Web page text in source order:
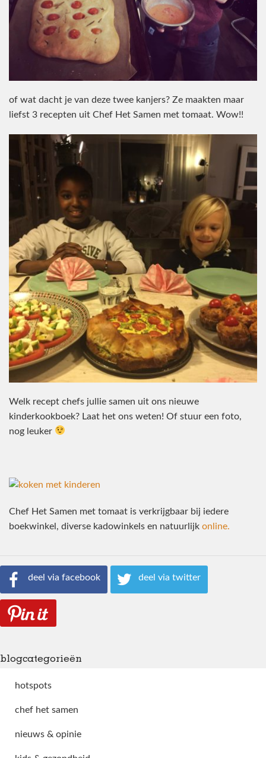
of wat dacht je van deze twee kanjers? Ze maakten maar
liefst 3 recepten uit Chef Het Samen met tomaat. Wow!!
Welk recept chefs jullie samen uit ons nieuwe
kinderkookboek? Laat het ons weten! Of stuur een foto,
nog leuker
Chef Het Samen met tomaat is verkrijgbaar bij iedere
boekwinkel, diverse kadowinkels en natuurlijk online.
deel via facebook deel via twitter
blogcategorieën
hotspots
chef het samen
nieuws & opinie